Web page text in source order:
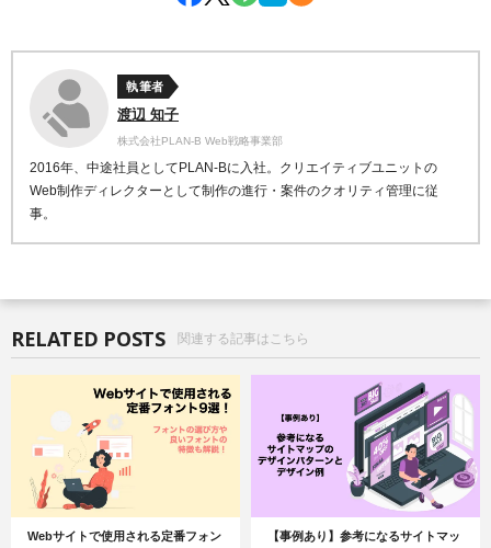
執筆者
渡辺 知子
株式会社PLAN-B Web戦略事業部
2016年、中途社員としてPLAN-Bに入社。クリエイティブユニットの
Web制作ディレクターとして制作の進行・案件のクオリティ管理に従
事。
RELATED POSTS 関連する記事はこちら
Webサイトで使用される定番フォン
【事例あり】参考になるサイトマッ